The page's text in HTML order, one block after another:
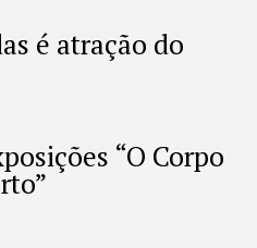
é atração do
“O Corpo